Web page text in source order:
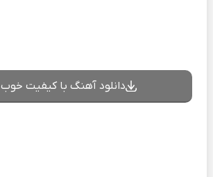
دانلود آهنگ با کیفیت خوب 128